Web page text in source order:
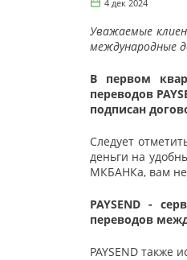
4 дек 2024
Уважаемые
международные
В первом
переводов
подписан
Следует
деньги на
МКБАНКа, вам не
PAYSEND -
переводов
PAYSEND